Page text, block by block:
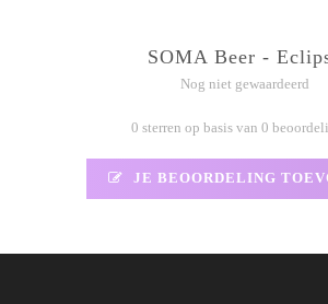
SOMA Beer -
Nog niet gewaardeerd
0 sterren op basis van 0
JE BEOORDELING